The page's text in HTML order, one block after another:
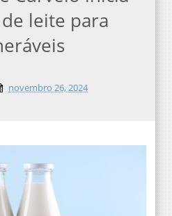
leite para
novembro 26, 2024